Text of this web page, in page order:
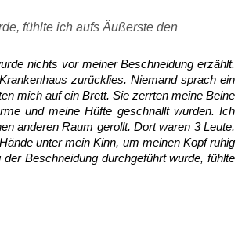
fühlte ich aufs Äußerste den
nichts vor meiner Beschneidung erzählt.
zurücklies. Niemand sprach ein
mich auf ein Brett. Sie zerrten meine Beine
und meine Hüfte geschnallt wurden. Ich
anderen Raum gerollt. Dort waren 3 Leute.
unter mein Kinn, um meinen Kopf ruhig
Beschneidung durchgeführt wurde, fühlte